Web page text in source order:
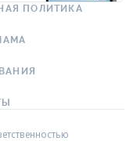
ПОЛИТИКА